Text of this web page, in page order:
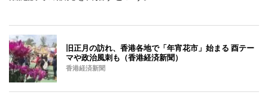
旧正月の訪れ、香港各地で「年宵花市」始まる 酉テー
マや政治風刺も（香港経済新聞）
香港経済新聞